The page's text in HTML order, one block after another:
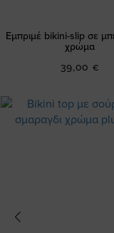
Εμπριμέ bikini-slip σε
χρώμα
39,00 €